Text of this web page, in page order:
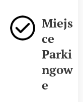
Miejs
ce
Parki
ngow
e